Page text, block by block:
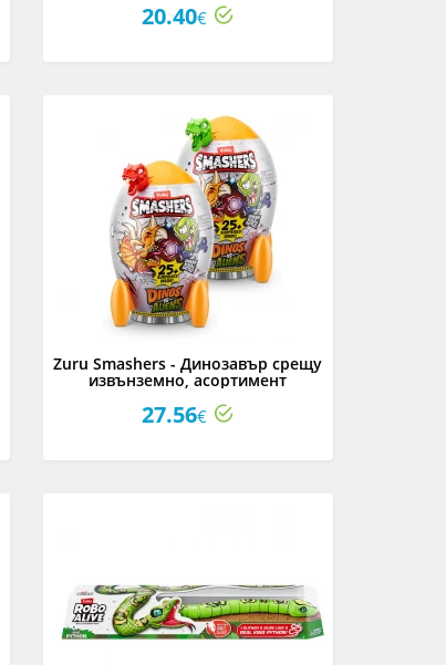
20.40€
Zuru Smashers - Динозавър срещу
извънземно, асортимент
27.56€